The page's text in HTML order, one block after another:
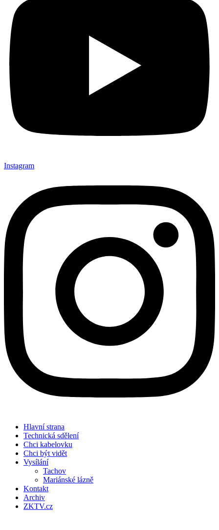
Instagram
Hlavní strana
Technická sdělení
Chci kabelovku
Chci být vidět
Vysílání
Tachov
Mariánské lázně
Kontakt
Archiv
ZKTV.cz